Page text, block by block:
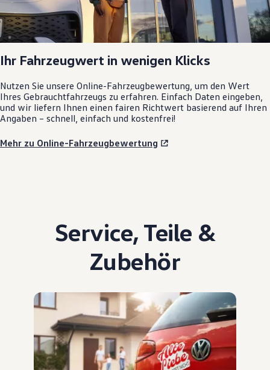
Ihr Fahrzeugwert in wenigen Klicks
Nutzen Sie unsere Online-Fahrzeugbewertung, um den Wert
Ihres Gebrauchtfahrzeugs zu erfahren. Einfach Daten eingeben,
und wir liefern Ihnen einen fairen Richtwert basierend auf Ihren
Angaben – schnell, einfach und kostenfrei!
Mehr zu Online-Fahrzeugbewertung
Service, Teile &
Zubehör